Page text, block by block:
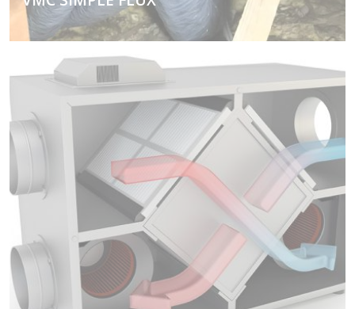
Pour améliorer la qualité de l'air dans votre habitat,
optez pour la pose d'un équipement adapté.